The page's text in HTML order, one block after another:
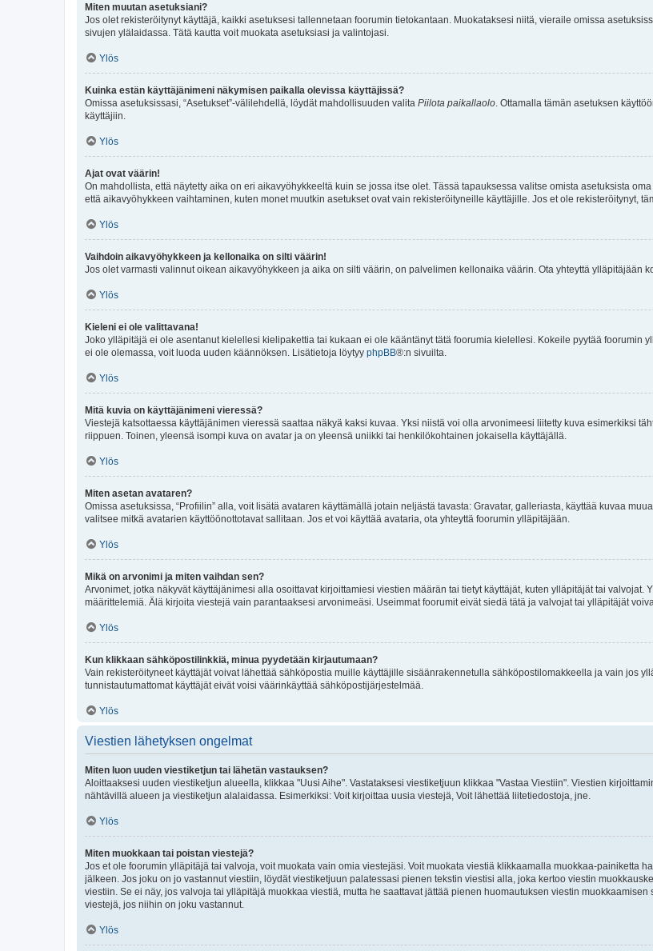
Miten muutan asetuksiani?
Jos olet rekisteröitynyt käyttäjä, kaikki asetuksesi tallennetaan foorumin tietokantaan. Muokataksesi niitä, vieraile omissa
sivujen ylälaidassa. Tätä kautta voit muokata asetuksiasi ja valintojasi.
Ylös
Kuinka estän käyttäjänimeni näkymisen paikalla olevissa käyttäjissä?
Omissa asetuksissasi, “Asetukset”-välilehdellä, löydät mahdollisuuden valita Piilota paikallaolo . Ottamalla tämän asetuksen
käyttäjiin.
Ylös
Ajat ovat väärin!
On mahdollista, että näytetty aika on eri aikavyöhykkeeltä kuin se jossa itse olet. Tässä tapauksessa valitse omista asetuksista
että aikavyöhykkeen vaihtaminen, kuten monet muutkin asetukset ovat vain rekisteröityneille käyttäjille. Jos et ole rekisteröitynyt,
Ylös
Vaihdoin aikavyöhykkeen ja kellonaika on silti väärin!
Jos olet varmasti valinnut oikean aikavyöhykkeen ja aika on silti väärin, on palvelimen kellonaika väärin. Ota yhteyttä ylläpitäjään
Ylös
Kieleni ei ole valittavana!
Joko ylläpitäjä ei ole asentanut kielellesi kielipakettia tai kukaan ei ole kääntänyt tätä foorumia kielellesi. Kokeile pyytää foorumin
ei ole olemassa, voit luoda uuden käännöksen. Lisätietoja löytyy phpBB®:n sivuilta.
Ylös
Mitä kuvia on käyttäjänimeni vieressä?
Viestejä katsottaessa käyttäjänimen vieressä saattaa näkyä kaksi kuvaa. Yksi niistä voi olla arvonimeesi liitetty kuva esimerkiksi
riippuen. Toinen, yleensä isompi kuva on avatar ja on yleensä uniikki tai henkilökohtainen jokaisella käyttäjällä.
Ylös
Miten asetan avataren?
Omissa asetuksissa, “Profiilin” alla, voit lisätä avataren käyttämällä jotain neljästä tavasta: Gravatar, galleriasta, käyttää kuvaa
valitsee mitkä avatarien käyttöönottotavat sallitaan. Jos et voi käyttää avataria, ota yhteyttä foorumin ylläpitäjään.
Ylös
Mikä on arvonimi ja miten vaihdan sen?
Arvonimet, jotka näkyvät käyttäjänimesi alla osoittavat kirjoittamiesi viestien määrän tai tietyt käyttäjät, kuten ylläpitäjät tai
määrittelemiä. Älä kirjoita viestejä vain parantaaksesi arvonimeäsi. Useimmat foorumit eivät siedä tätä ja valvojat tai ylläpitäjät
Ylös
Kun klikkaan sähköpostilinkkiä, minua pyydetään kirjautumaan?
Vain rekisteröityneet käyttäjät voivat lähettää sähköpostia muille käyttäjille sisäänrakennetulla sähköpostilomakkeella ja vain jos
tunnistautumattomat käyttäjät eivät voisi väärinkäyttää sähköpostijärjestelmää.
Ylös
Viestien lähetyksen ongelmat
Miten luon uuden viestiketjun tai lähetän vastauksen?
Aloittaaksesi uuden viestiketjun alueella, klikkaa "Uusi Aihe". Vastataksesi viestiketjuun klikkaa "Vastaa Viestiin". Viestien
nähtävillä alueen ja viestiketjun alalaidassa. Esimerkiksi: Voit kirjoittaa uusia viestejä, Voit lähettää liitetiedostoja, jne.
Ylös
Miten muokkaan tai poistan viestejä?
Jos et ole foorumin ylläpitäjä tai valvoja, voit muokata vain omia viestejäsi. Voit muokata viestiä klikkaamalla muokkaa-painiketta
jälkeen. Jos joku on jo vastannut viestiin, löydät viestiketjuun palatessasi pienen tekstin viestisi alla, joka kertoo viestin
viestiin. Se ei näy, jos valvoja tai ylläpitäjä muokkaa viestiä, mutta he saattavat jättää pienen huomautuksen viestin
viestejä, jos niihin on joku vastannut.
Ylös